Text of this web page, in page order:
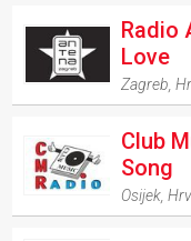
Radio
Love
Zagreb ,
Club
Song
Osijek ,